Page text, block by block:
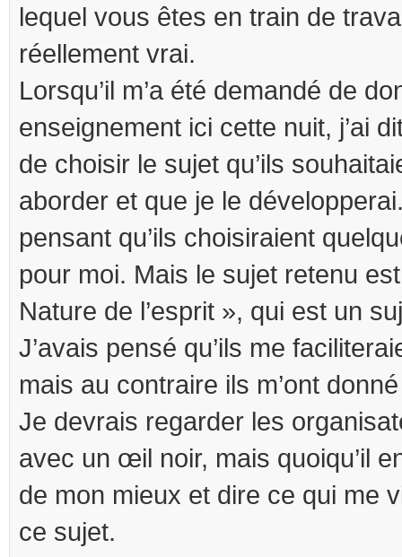
lequel vous êtes en train de
réellement vrai.
Lorsqu’il m’a été demandé de
enseignement ici cette nuit, j’ai
de choisir le sujet qu’ils
aborder et que je le
pensant qu’ils choisiraient
pour moi. Mais le sujet retenu
Nature de l’esprit », qui est un
J’avais pensé qu’ils me
mais au contraire ils m’ont
Je devrais regarder les
avec un œil noir, mais quoiqu’il
de mon mieux et dire ce qui me
ce sujet.